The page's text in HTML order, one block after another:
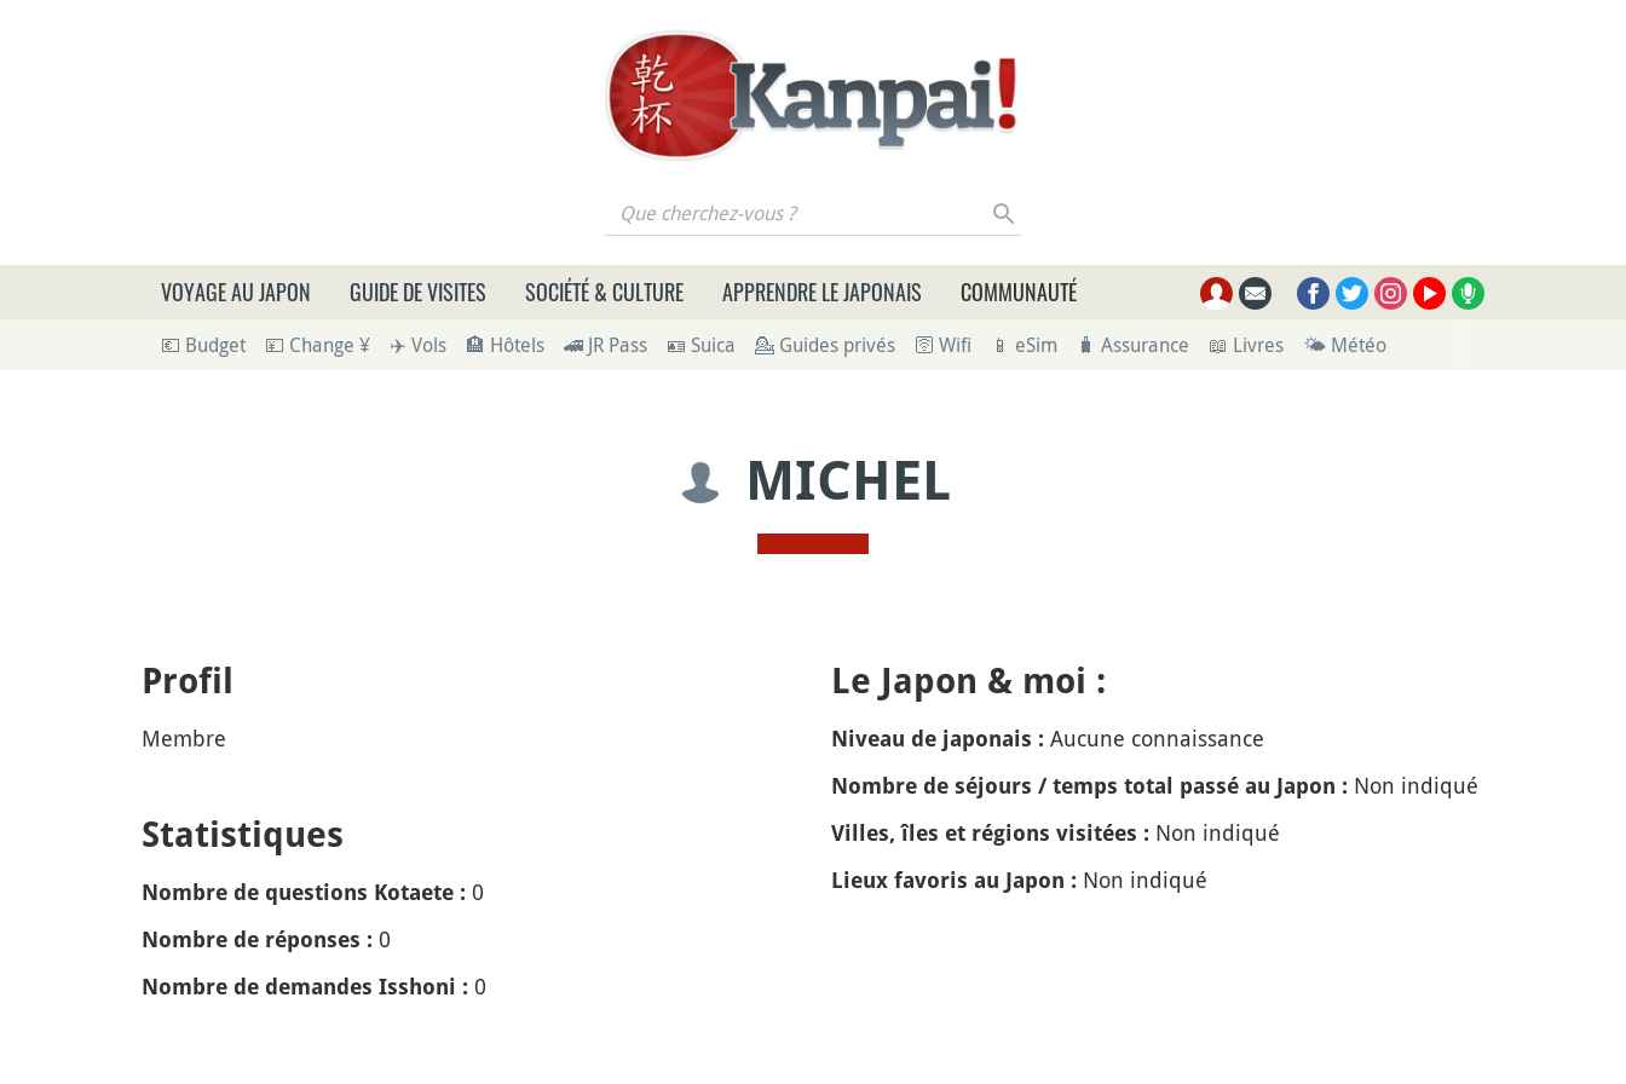
Que cherchez-vous ?
VOYAGE AU JAPON GUIDE DE VISITES SOCIÉTÉ & CULTURE APPRENDRE LE JAPONAIS COMMUNAUTÉ
💶 Budget 💴 Change ¥ ✈️ Vols 🏨 Hôtels 🚄 JR Pass 🪪 Suica 💁 Guides privés 🛜 Wifi 📱 eSim 🧳 Assurance 📖 Livres 🌤 Météo
MICHEL
Profil
Membre
Statistiques
Nombre de questions Kotaete : 0
Nombre de réponses : 0
Nombre de demandes Isshoni : 0
Le Japon & moi :
Niveau de japonais : Aucune connaissance
Nombre de séjours / temps total passé au Japon : Non indiqué
Villes, îles et régions visitées : Non indiqué
Lieux favoris au Japon : Non indiqué